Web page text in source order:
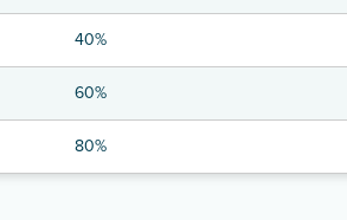
40%
60%
80%